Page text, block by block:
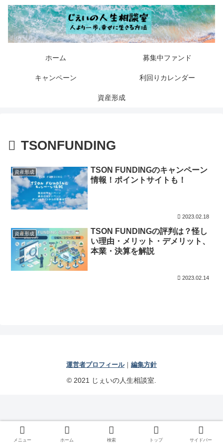
ホーム 募集中ファンド
キャンペーン 利回りカレンダー
資産形成
TSONFUNDING
資産形成
TSON FUNDINGのキャンペーン
情報！ポイントサイトも！
2023.02.18
資産形成
TSON FUNDINGの評判は？怪し
い理由・メリット・デメリット、
本業・決算を解説
2023.02.14
運営者プロフィール｜ 編集方針
© 2021 じぇいの人生相談室.
メニュー ホーム 検索 トップ サイドバー